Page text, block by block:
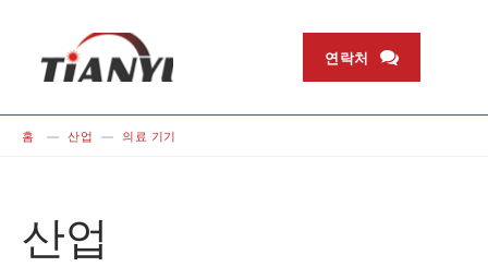
연락처
홈 산업 의료 기기
산업